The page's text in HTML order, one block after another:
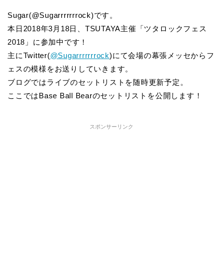
Sugar(@Sugarrrrrrrock)です。
本日2018年3月18日、TSUTAYA主催「ツタロックフェス
2018」に参加中です！
主にTwitter(@Sugarrrrrrrock)にて会場の幕張メッセからフ
ェスの模様をお送りしていきます。
ブログではライブのセットリストを随時更新予定。
ここではBase Ball Bearのセットリストを公開します！
スポンサーリンク